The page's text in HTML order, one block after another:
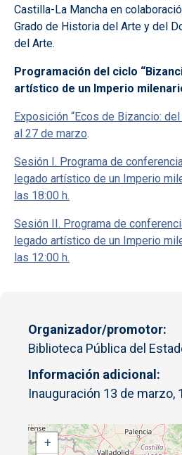
Castilla-La Mancha en
Grado de Historia del Arte y del
del Arte.
Programación del ciclo
artístico de un Imperio
Exposición “Ecos de Bizancio:
al 27 de marzo.
Sesión I. Programa de
legado artístico de un Imperio
las 18:00 h.
Sesión II. Programa de
legado artístico de un Imperio
las 12:00 h.
Organizador/promotor
Biblioteca Pública del
Información adicional
Inauguración 13 de marzo,
+